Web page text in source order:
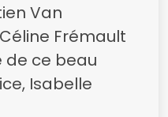
Van
Frémault
de ce beau
Isabelle